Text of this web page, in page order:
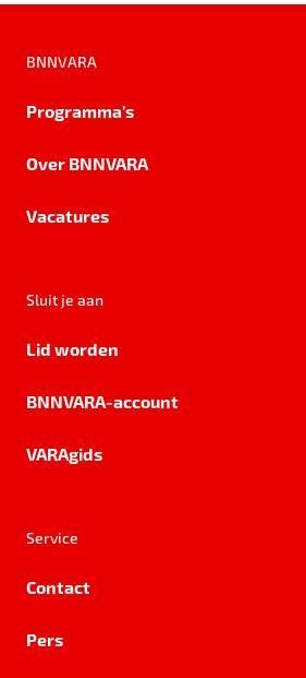
BNNVARA
Programma's
Over BNNVARA
Vacatures
Sluit je aan
Lid worden
BNNVARA-account
VARAgids
Service
Contact
Pers